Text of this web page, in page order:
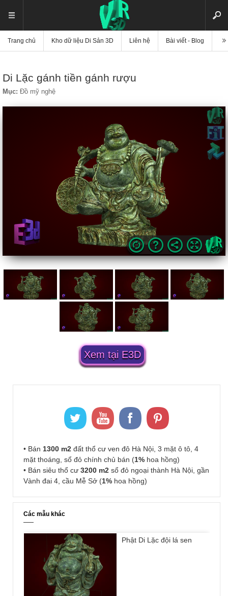
Trang chủ Kho dữ liệu Di Sản 3D Liên hệ Bài viết - Blog
Di Lặc gánh tiền gánh rượu
Mục: Đồ mỹ nghệ
Xem tại E3D
• Bán 1300 m2 đất thổ cư ven đô Hà Nội, 3 mặt ô tô, 4
mặt thoáng, sổ đỏ chính chủ bán (1% hoa hồng)
• Bán siêu thổ cư 3200 m2 sổ đỏ ngoại thành Hà Nội, gần
Vành đai 4, cầu Mễ Sở (1% hoa hồng)
Các mẫu khác
Phật Di Lặc đội lá sen